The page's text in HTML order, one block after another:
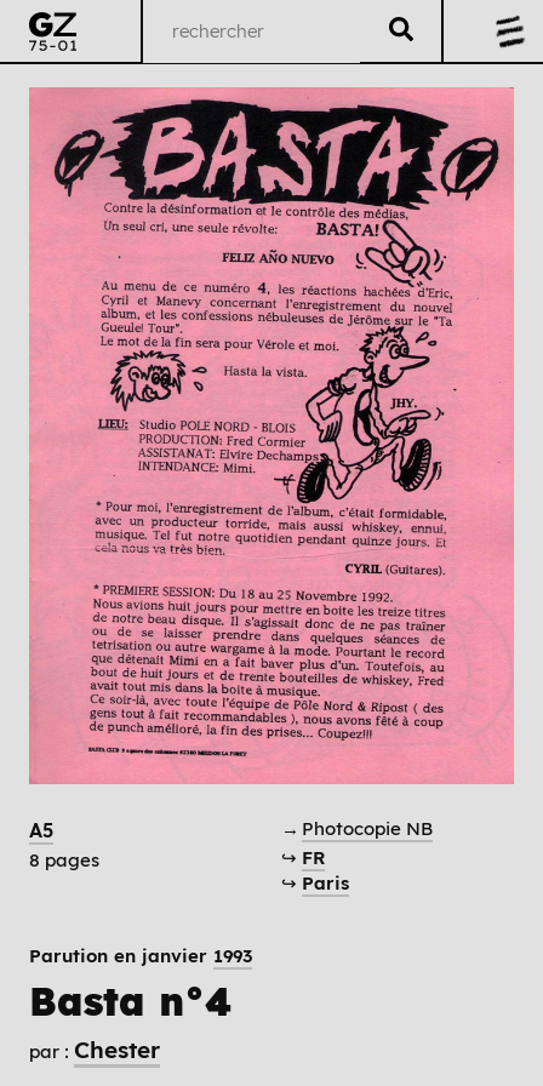
A5
8 pages
→ Photocopie NB
↪ FR
↪ Paris
Parution en janvier 1993
Basta n°4
par : Chester